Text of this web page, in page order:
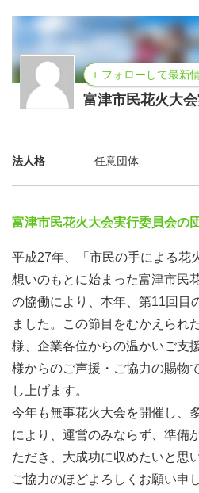
+ フォローして最新
富津市民花火大
法人格 任意団体
富津市民花火大会実行委員会の
平成27年、「市民の手による花
想いのもとに始まった富津市民
の協働により、本年、第11回目
ました。この節目をむかえられ
様、企業各位からの温かいご支
様からのご声援・ご協力の賜物
し上げます。
今年も無事花火大会を開催し、
により、運営のみならず、準備
ただき、大成功に収めたいと思
ご協力のほどよろしくお願い申